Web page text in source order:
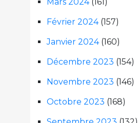
Mars 2024(161)
Février 2024(157)
Janvier 2024(160)
Décembre 2023 (154)
Novembre 2023 (146)
Octobre 2023 (168)